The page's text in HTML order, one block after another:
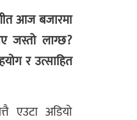
आज बजारमा
जस्तो लाग्छ?
र उत्साहित
एउटा अडियो